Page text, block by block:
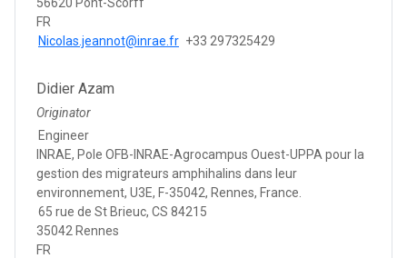
FR
Nicolas.jeannot@inrae.fr +33 297325429
Didier Azam
Originator
Engineer
INRAE, Pole OFB-INRAE-Agrocampus Ouest-UPPA pour la
gestion des migrateurs amphihalins dans leur
environnement, U3E, F-35042, Rennes, France.
65 rue de St Brieuc, CS 84215
35042 Rennes
FR